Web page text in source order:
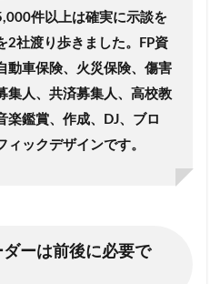
件以上は確実に示談を
2社渡り歩きました。
FP資
動車保険、火災保険、傷害
集人、共済募集人、高校教
楽鑑賞、作成、DJ、ブロ
ックデザインです。
ーは前後に必要で